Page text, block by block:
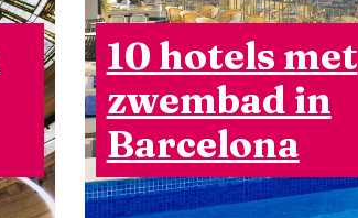
10 hotels met
zwembad in
Barcelona